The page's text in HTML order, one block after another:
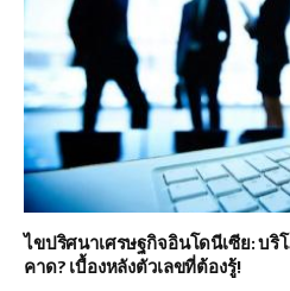
ไขปริศนาเศรษฐกิจอินโดนีเซีย: บริ
คาด? เบื้องหลังตัวเลขที่ต้องรู้!